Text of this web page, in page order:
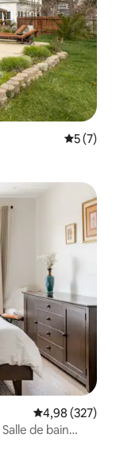
5 (7)
Évaluation
4,98 (327)
de bain